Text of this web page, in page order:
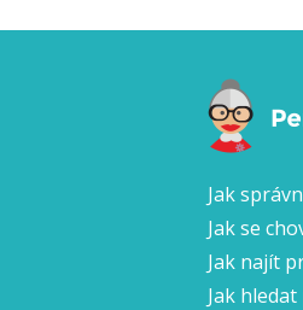
Jak
Jak se
Jak najít
Jak